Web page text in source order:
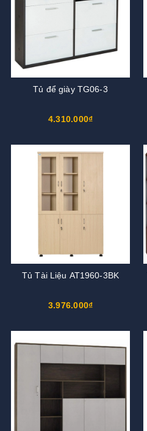
Tủ để giày TG06-3
4.310.000₫
Tủ Tài Liệu AT1960-3BK
3.976.000₫